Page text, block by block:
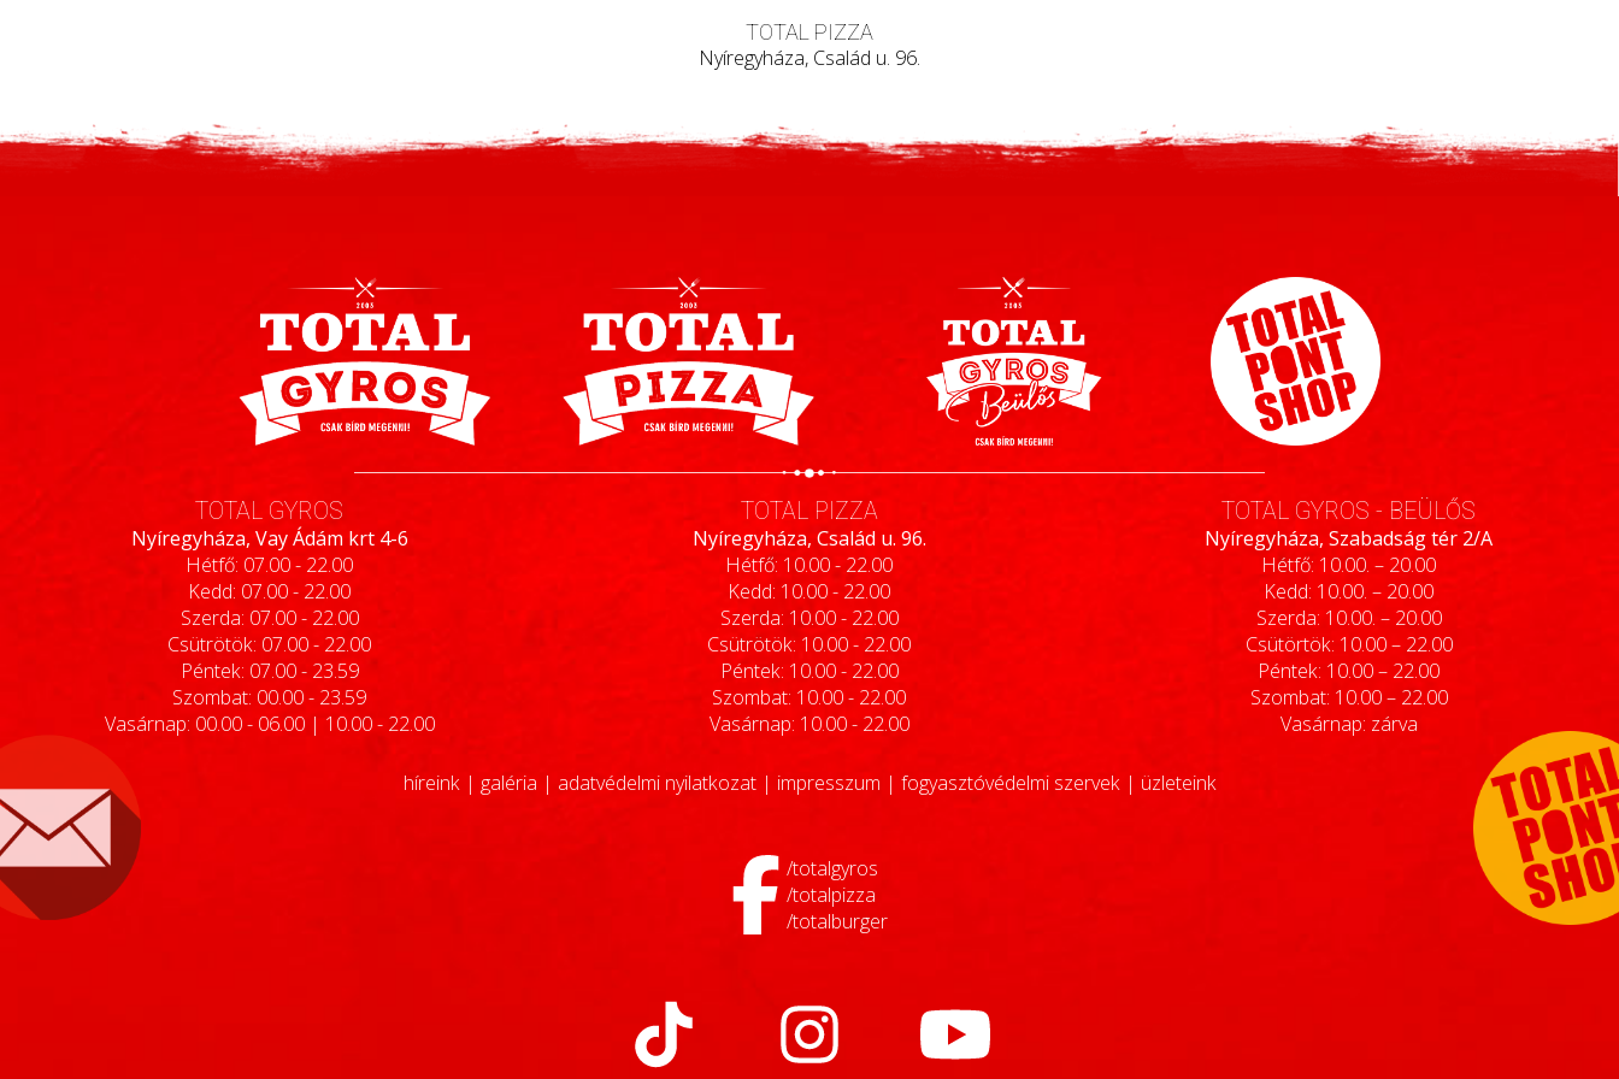
TOTAL PIZZA
Nyíregyháza, Család u. 96.
TOTAL GYROS
Nyíregyháza, Vay Ádám krt 4-6
Hétfő: 07.00 - 22.00
Kedd: 07.00 - 22.00
Szerda: 07.00 - 22.00
Csütrötök: 07.00 - 22.00
Péntek: 07.00 - 23.59
Szombat: 00.00 - 23.59
Vasárnap: 00.00 - 06.00 | 10.00 - 22.00
TOTAL PIZZA
Nyíregyháza, Család u. 96.
Hétfő: 10.00 - 22.00
Kedd: 10.00 - 22.00
Szerda: 10.00 - 22.00
Csütrötök: 10.00 - 22.00
Péntek: 10.00 - 22.00
Szombat: 10.00 - 22.00
Vasárnap: 10.00 - 22.00
TOTAL GYROS - BEÜLŐS
Nyíregyháza, Szabadság tér 2/A
Hétfő: 10.00. – 20.00
Kedd: 10.00. – 20.00
Szerda: 10.00. – 20.00
Csütörtök: 10.00 – 22.00
Péntek: 10.00 – 22.00
Szombat: 10.00 – 22.00
Vasárnap: zárva
híreink| galéria | adatvédelmi nyilatkozat| impresszum | fogyasztóvédelmi szervek| üzleteink
/totalgyros
/totalpizza
/totalburger